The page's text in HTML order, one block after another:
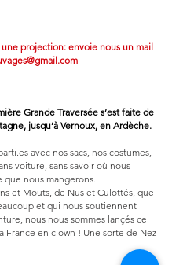
projection: envoie nous un mail
Grande Traversée s’est faite de
jusqu’à Vernoux, en Ardèche.
avec nos sacs, nos costumes,
voiture, sans savoir où nous
que nous mangerons.
et Mouts, de Nus et Culottés, que
et qui nous soutiennent
nous nous sommes lançés ce
France en clown ! Une sorte de Nez